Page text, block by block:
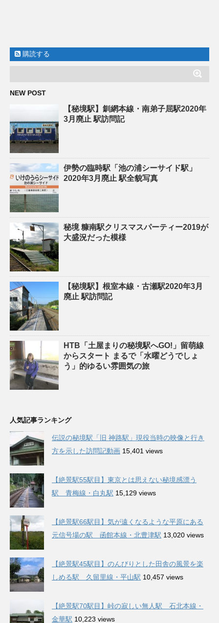
購読する
NEW POST
【秘境駅】釧網本線・南弟子屈駅2020年
3月廃止 駅訪問記
伊勢の臨時駅「池の浦シーサイド駅」
2020年3月廃止 駅全貌写真
秘境 糠南駅クリスマスパーティー2019が
大盛況だった模様
【秘境駅】根室本線・古瀬駅2020年3月
廃止 駅訪問記
HTB「土屋まりの秘境駅へGO!」留萌線
からスタート まるで「水曜どうでしょ
う」的ゆるい雰囲気の旅
人気記事ランキング
伝説の秘境駅「旧 神路駅」現役当時の映像と行き
方を示した訪問記動画 15,401 views
【絶景駅55駅目】東京とは思えない秘境感漂う
駅 青梅線・白丸駅 15,129 views
【絶景駅66駅目】気が遠くなるような平原にある
元信号場の駅 函館本線・北豊津駅 13,020 views
【絶景駅45駅目】のんびりとした田舎の風景を楽
しめる駅 久留里線・平山駅 10,457 views
【絶景駅70駅目】峠の寂しい無人駅 石北本線・
金華駅 10,223 views